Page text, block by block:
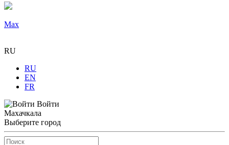
Max
RU
RU
EN
FR
Войти
Махачкала
Выберите город